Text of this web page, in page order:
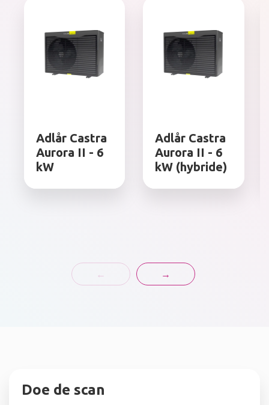
Adlår Castra
Aurora II - 6
kW
Adlår Castra
Aurora II - 6
kW (hybride)
← →
Doe de scan